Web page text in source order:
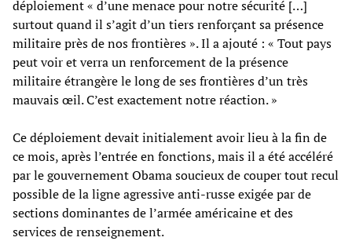
déploiement « d’une menace pour notre sécurité […]
surtout quand il s’agit d’un tiers renforçant sa présence
militaire près de nos frontières ». Il a ajouté : « Tout pays
peut voir et verra un renforcement de la présence
militaire étrangère le long de ses frontières d’un très
mauvais œil. C’est exactement notre réaction. »
Ce déploiement devait initialement avoir lieu à la fin de
ce mois, après l’entrée en fonctions, mais il a été accéléré
par le gouvernement Obama soucieux de couper tout recul
possible de la ligne agressive anti-russe exigée par de
sections dominantes de l’armée américaine et des
services de renseignement.